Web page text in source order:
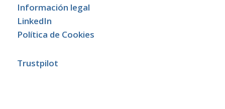
Información legal
LinkedIn
Política de Cookies
Trustpilot